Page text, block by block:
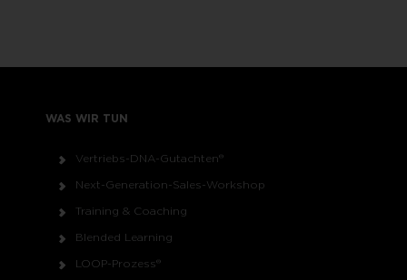
WAS WIR TUN
Vertriebs-DNA-Gutachten®
Next-Generation-Sales-Workshop
Training & Coaching
Blended Learning
LOOP-Prozess®